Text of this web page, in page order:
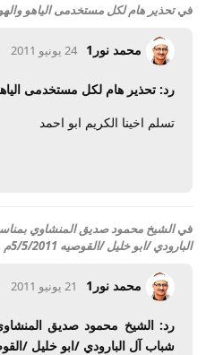
فيتحذير هام لكل مستخدمى الياهو
محمد نور1 24 يونيو 2011
رد: تحذير هام لكل مستخدمى
تسلم اخينا الكريم ابو احمد
فيالشيخ محمود صديق المنشاوي
البارودي /ابو خليل /القوصيه 5/5/2011م
محمد نور1 21 يونيو 2011
رد: الشيخ محمود صديق
شباب آل البارودي /ابو خليل /القوصيه